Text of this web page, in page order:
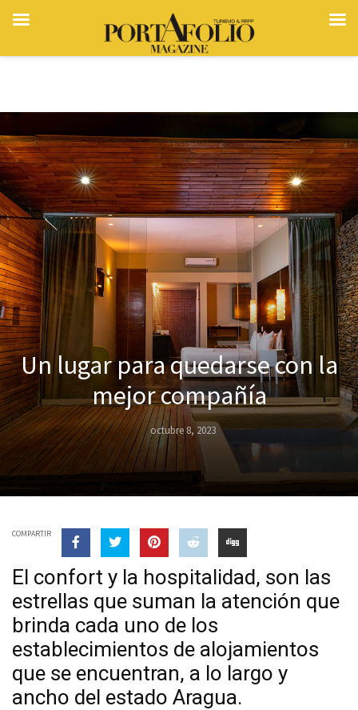
Un lugar para quedarse con la
mejor compañía
octubre 8, 2023
COMPARTIR
El confort y la hospitalidad, son las
estrellas que suman la atención que
brinda cada uno de los
establecimientos de alojamientos
que se encuentran, a lo largo y
ancho del estado Aragua.